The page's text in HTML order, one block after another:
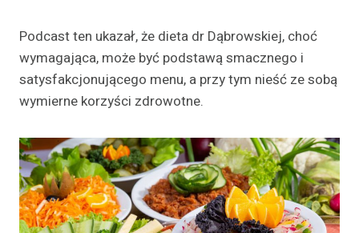
Podcast ten ukazał, że dieta dr Dąbrowskiej, choć
wymagająca, może być podstawą smacznego i
satysfakcjonującego menu, a przy tym nieść ze sobą
wymierne korzyści zdrowotne.